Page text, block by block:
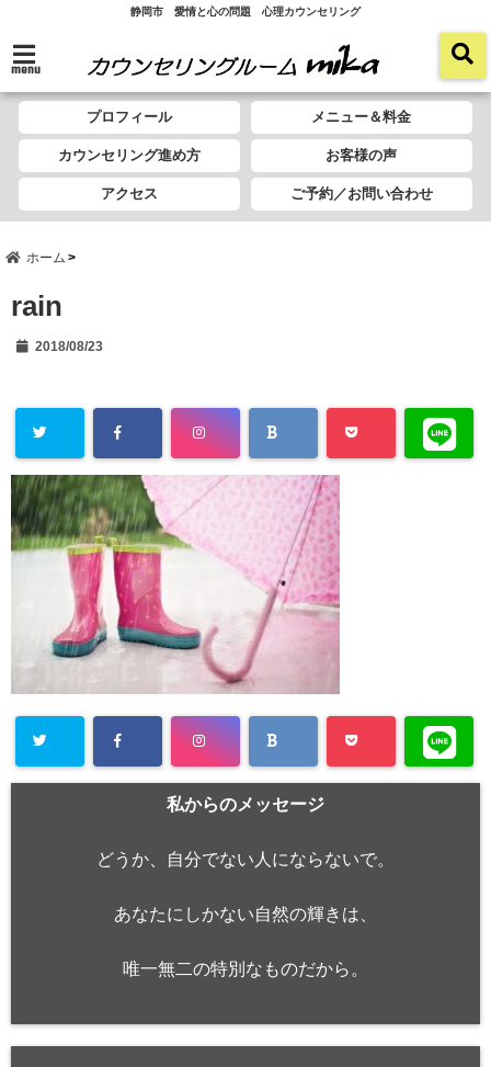
静岡市 愛情と心の問題 心理カウンセリング
menu
プロフィール メニュー＆料金
カウンセリング進め方 お客様の声
アクセス ご予約／お問い合わせ
ホーム
rain
2018/08/23
私からのメッセージ
どうか、自分でない人にならないで。
あなたにしかない自然の輝きは、
唯一無二の特別なものだから。